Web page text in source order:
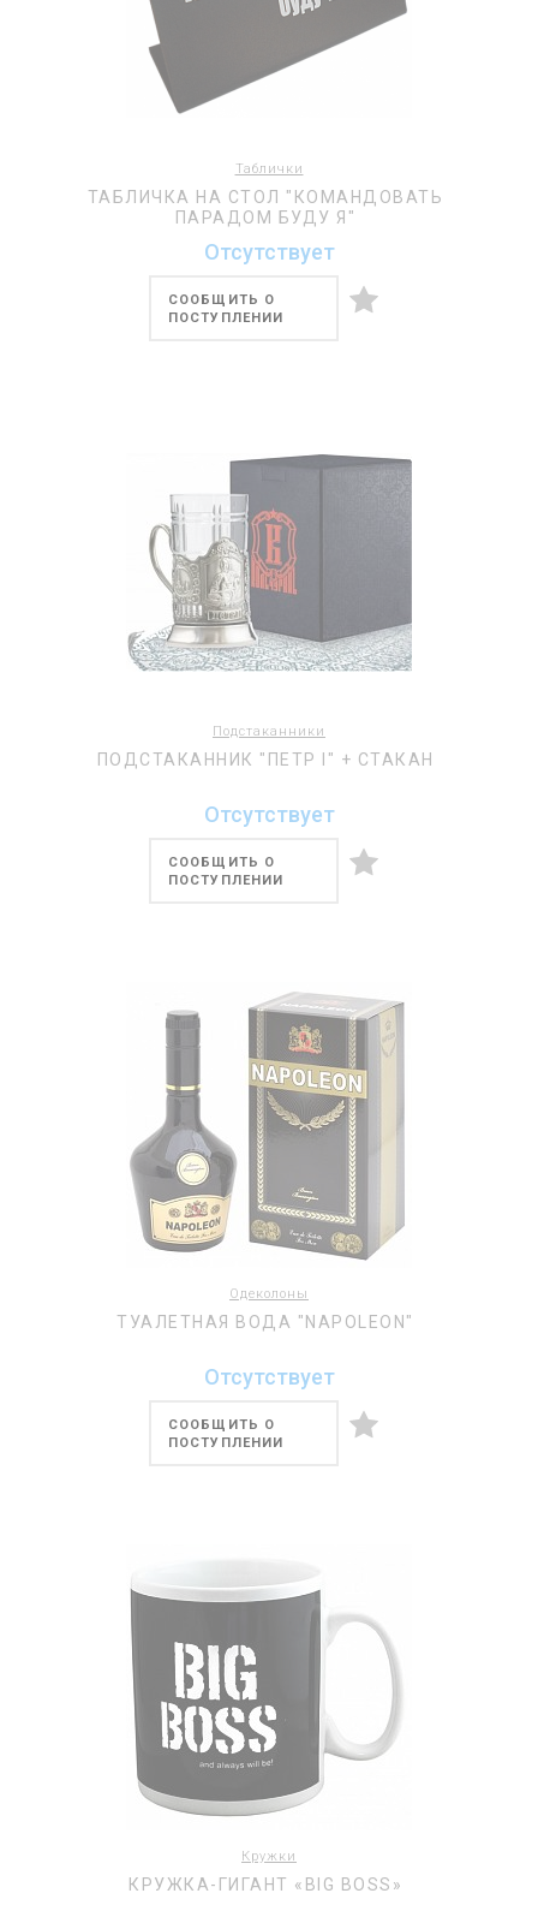
Таблички
ТАБЛИЧКА НА СТОЛ "КОМАНДОВАТЬ
ПАРАДОМ БУДУ Я"
Отсутствует
СООБЩИТЬ О
ПОСТУПЛЕНИИ
Подстаканники
ПОДСТАКАННИК "ПЕТР I" + СТАКАН
Отсутствует
СООБЩИТЬ О
ПОСТУПЛЕНИИ
Одеколоны
ТУАЛЕТНАЯ ВОДА "NAPOLEON"
Отсутствует
СООБЩИТЬ О
ПОСТУПЛЕНИИ
Кружки
КРУЖКА-ГИГАНТ «BIG BOSS»